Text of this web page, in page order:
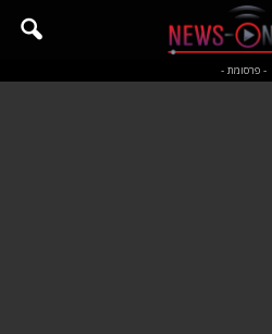
- פרסומת -